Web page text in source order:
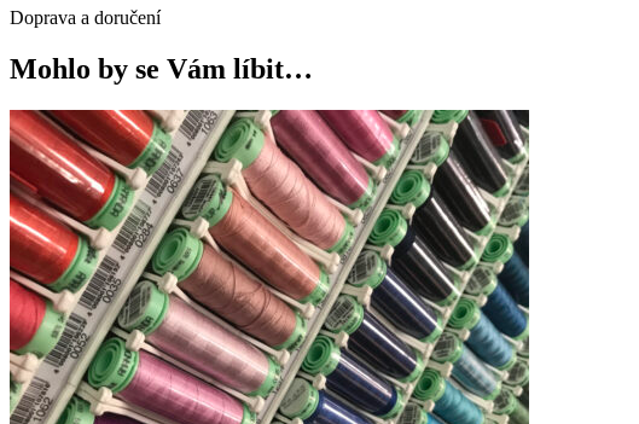
Doprava a doručení
Mohlo by se Vám líbit…